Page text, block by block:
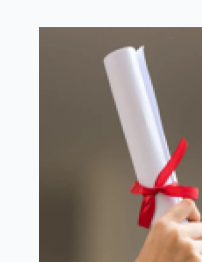
Linkedin
Facebook
Threads
Bluesky
email